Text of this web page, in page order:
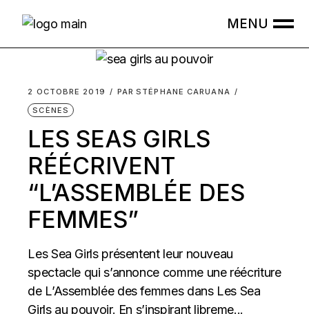
2 OCTOBRE 2019 PAR STÉPHANE CARUANA
SCÈNES
LES SEAS GIRLS
RÉÉCRIVENT
“L’ASSEMBLÉE DES
FEMMES”
Les Sea Girls présentent leur nouveau
spectacle qui s’annonce comme une réécriture
de L’Assemblée des femmes dans Les Sea
Girls au pouvoir. En s’inspirant libreme...